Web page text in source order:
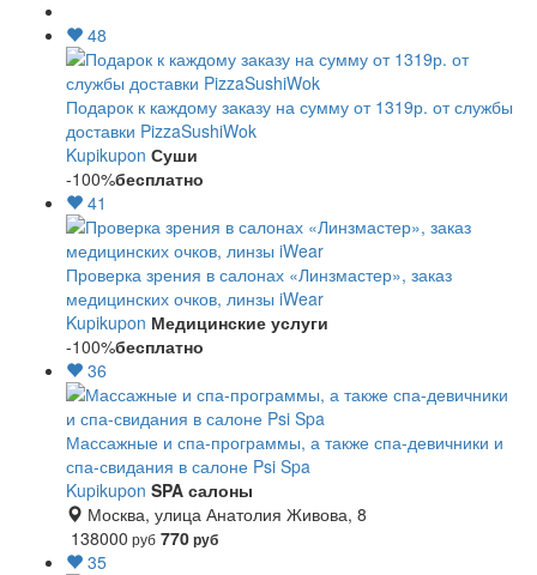
48
Подарок к каждому заказу на сумму от 1319р. от службы
доставки PizzaSushiWok
Kupikupon Суши
-100%бесплатно
41
Проверка зрения в салонах «Линзмастер», заказ
медицинских очков, линзы iWear
Kupikupon Медицинские услуги
-100%бесплатно
36
Массажные и спа-программы, а также спа-девичники и
спа-свидания в салоне Psi Spa
Kupikupon SPA салоны
Москва, улица Анатолия Живова, 8
138000 руб 770руб
35